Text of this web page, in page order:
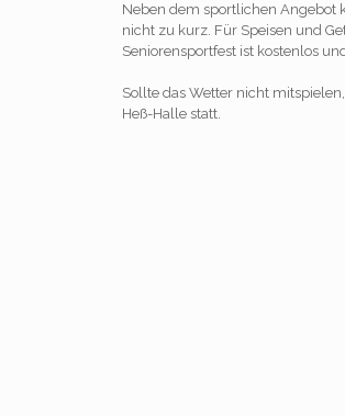
Neben dem sportlichen Angebot
nicht zu kurz. Für Speisen und
Seniorensportfest ist kostenlos
Sollte das Wetter nicht
Heß-Halle statt.